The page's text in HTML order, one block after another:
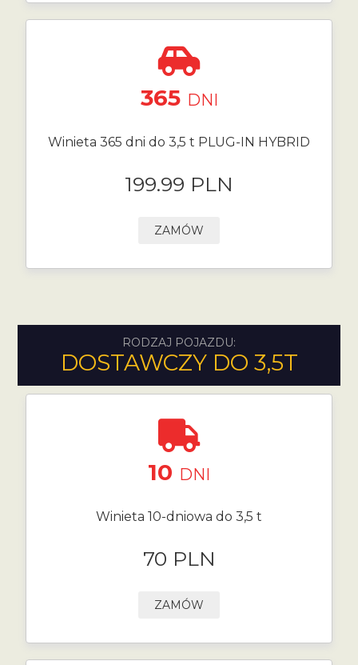
365 DNI
Winieta 365 dni do 3,5 t PLUG-IN HYBRID
199.99 PLN
ZAMÓW
RODZAJ POJAZDU:
DOSTAWCZY DO 3,5T
10 DNI
Winieta 10-dniowa do 3,5 t
70 PLN
ZAMÓW